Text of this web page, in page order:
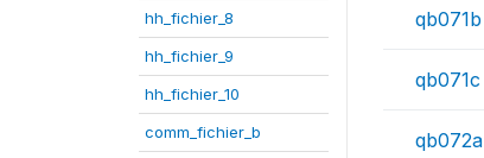
hh_fichier_8
hh_fichier_9
hh_fichier_10
comm_fichier_b
qb071b
qb071c
qb072a